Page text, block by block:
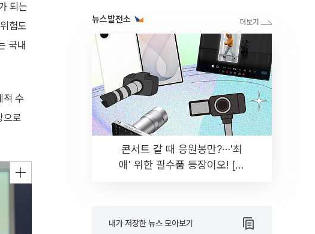
되는
험도
국내
적 수
으로
뉴스발전소
콘서트 갈 때 응원봉만?⋯'최
애' 위한 필수품 등장이오! [솔
내가 저장한 뉴스 모아보기